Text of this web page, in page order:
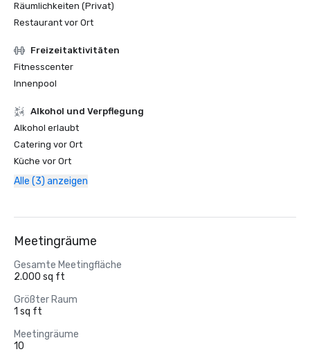
Räumlichkeiten (Privat)
Restaurant vor Ort
Freizeitaktivitäten
Fitnesscenter
Innenpool
‪Alkohol‬ und Verpflegung
‪Alkohol‬ erlaubt
Catering vor Ort
Küche vor Ort
Alle (3) anzeigen
Meetingräume
Gesamte Meetingfläche
2.000 sq ft
Größter Raum
1 sq ft
Meetingräume
10